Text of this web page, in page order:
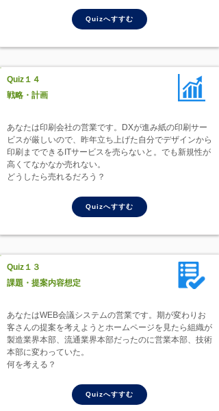
Quizへすすむ
Quiz１４
戦略・計画
あなたは印刷会社の営業です。DXが進み紙の印刷サー
ビスが厳しいので、昨年立ち上げた自分でデザインから
印刷までできるITサービスを売らないと。でも新規性が
高くてなかなか売れない。
どうしたら売れるだろう？
Quizへすすむ
Quiz１３
課題・提案内容想定
あなたはWEB会議システムの営業です。期が変わりお
客さんの提案を考えようとホームページを見たら組織が
製造業界本部、流通業界本部だったのに営業本部、技術
本部に変わっていた。
何を考える？
Quizへすすむ